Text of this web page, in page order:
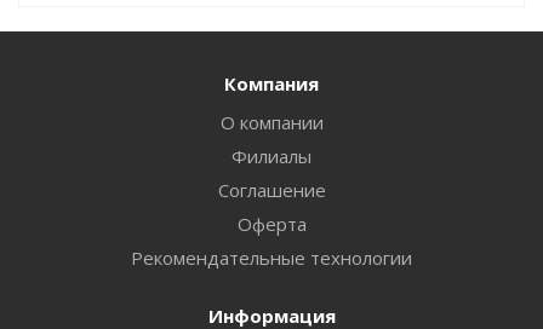
Компания
О компании
Филиалы
Соглашение
Оферта
Рекомендательные технологии
Информация